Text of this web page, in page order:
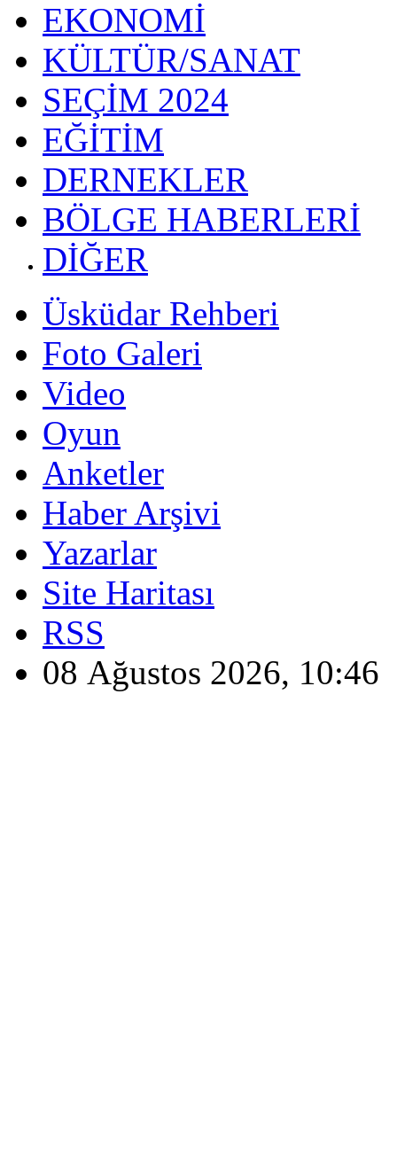
EKONOMİ
KÜLTÜR/SANAT
SEÇİM 2024
EĞİTİM
DERNEKLER
BÖLGE HABERLERİ
DİĞER
Üsküdar Rehberi
Foto Galeri
Video
Oyun
Anketler
Haber Arşivi
Yazarlar
Site Haritası
RSS
08 Ağustos 2026, 10:46